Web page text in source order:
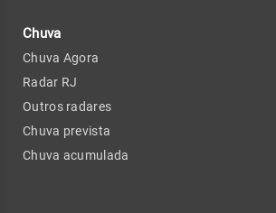
Chuva
Chuva Agora
Radar RJ
Outros radares
Chuva prevista
Chuva acumulada